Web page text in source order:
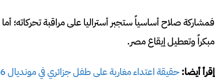
فمشاركة صلاح أساسياً ستجبر أستراليا على مراقبة
مبكراً وتعطيل إيقاع مصر.
إقرأ أيضا:حقيقة اعتداء مغاربة على طفل جزائري في مونديال 2026